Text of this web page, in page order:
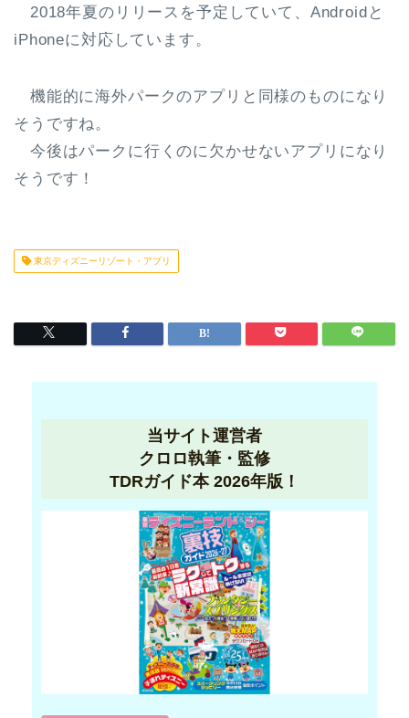
2018年夏のリリースを予定 していて、 Androidと
iPhoneに対応 しています。
機能的に海外パークのアプリと同様のものになり
そうですね。
今後はパークに行くのに欠かせないアプリになり
そうです！
東京ディズニーリゾート・アプリ
当サイト運営者
クロロ執筆・監修
TDRガイド本 2026年版！